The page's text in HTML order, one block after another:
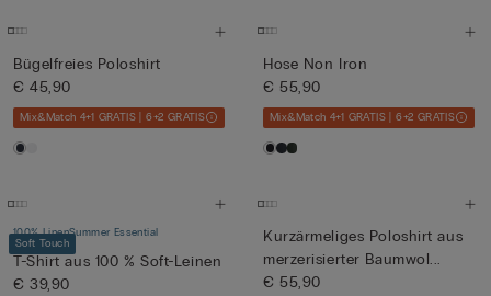
Bügelfreies Poloshirt
€ 45,90
Mix&Match 4+1 GRATIS | 6+2 GRATIS
Hose Non Iron
€ 55,90
Mix&Match 4+1 GRATIS | 6+2 GRATIS
Soft Touch
100% LinenSummer Essential
T-Shirt aus 100 % Soft-Leinen
€ 39,90
Kurzärmeliges Poloshirt aus
merzerisierter Baumwol...
€ 55,90